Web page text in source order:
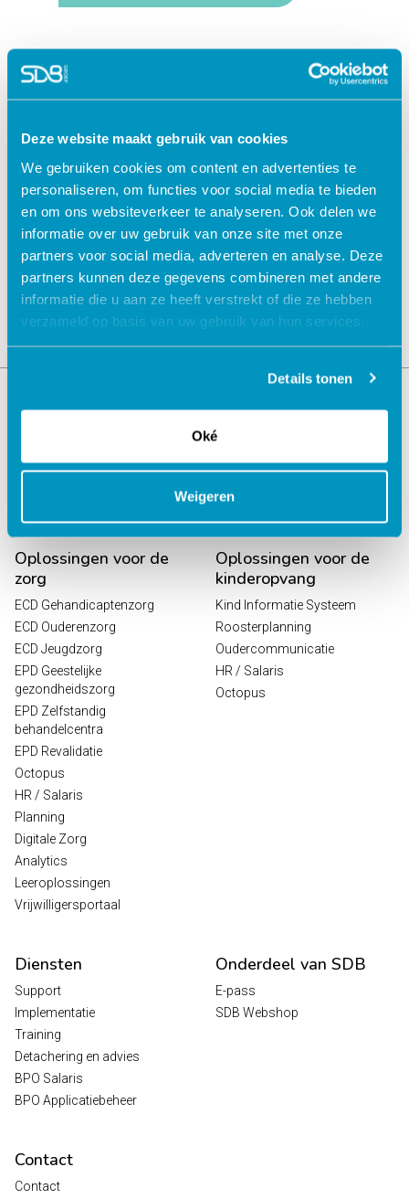
Deze website maakt gebruik van cookies
We gebruiken cookies om content en advertenties te
personaliseren, om functies voor social media te bieden
en om ons websiteverkeer te analyseren. Ook delen we
informatie over uw gebruik van onze site met onze
partners voor social media, adverteren en analyse. Deze
partners kunnen deze gegevens combineren met andere
informatie die u aan ze heeft verstrekt of die ze hebben
verzameld op basis van uw gebruik van hun services.
Details tonen
Oké
Weigeren
Jouw data veilig in de cloud
Oplossingen voor de
zorg
ECD Gehandicaptenzorg
ECD Ouderenzorg
ECD Jeugdzorg
EPD Geestelijke
gezondheidszorg
EPD Zelfstandig
behandelcentra
EPD Revalidatie
Octopus
HR / Salaris
Planning
Digitale Zorg
Analytics
Leeroplossingen
Vrijwilligersportaal
Oplossingen voor de
kinderopvang
Kind Informatie Systeem
Roosterplanning
Oudercommunicatie
HR / Salaris
Octopus
Diensten
Support
Implementatie
Training
Detachering en advies
BPO Salaris
BPO Applicatiebeheer
Onderdeel van SDB
E-pass
SDB Webshop
Contact
Contact